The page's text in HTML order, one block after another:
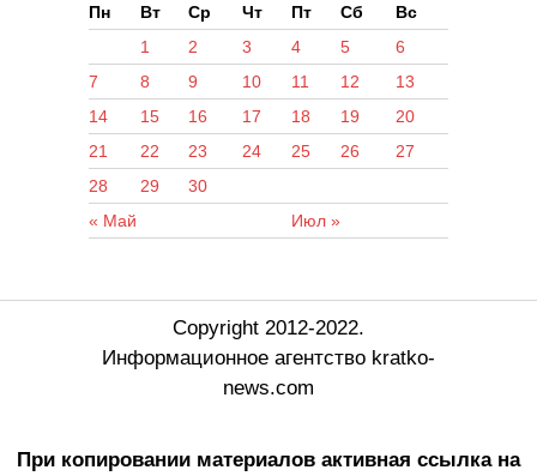
Пн
Вт Ср Чт Пт Сб Вс
« Май Июл »
1 2 3 4 5
6
7
8 9 10 11 12
13
14
15 16 17 18 19
20
21
22 23 24 25 26
27
28
29 30
Copyright 2012-2022.
Информационное агентство kratko-
news.com
При копировании материалов активная ссылка на